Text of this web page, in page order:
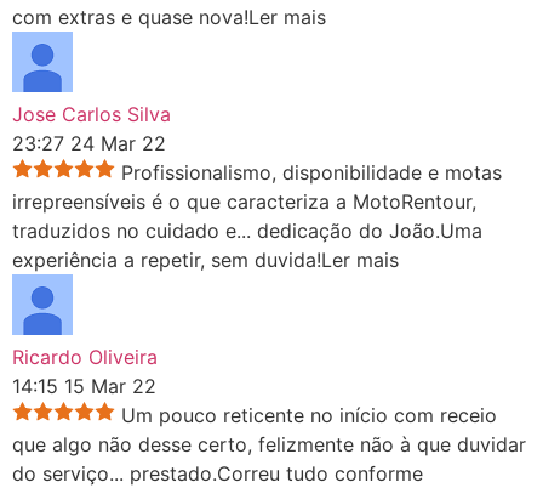
com extras e quase nova!Ler mais
Jose Carlos Silva
23:27 24 Mar 22
Profissionalismo, disponibilidade e motas
irrepreensíveis é o que caracteriza a MotoRentour,
traduzidos no cuidado e... dedicação do João.Uma
experiência a repetir, sem duvida!Ler mais
Ricardo Oliveira
14:15 15 Mar 22
Um pouco reticente no início com receio
que algo não desse certo, felizmente não à que duvidar
do serviço... prestado.Correu tudo conforme